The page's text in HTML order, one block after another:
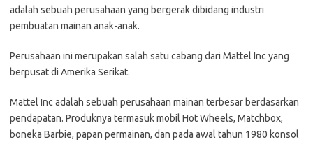
adalah sebuah perusahaan yang bergerak dibidang industri
pembuatan mainan anak-anak.
Perusahaan ini merupakan salah satu cabang dari Mattel Inc yang
berpusat di Amerika Serikat.
Mattel Inc adalah sebuah perusahaan mainan terbesar berdasarkan
pendapatan. Produknya termasuk mobil Hot Wheels, Matchbox,
boneka Barbie, papan permainan, dan pada awal tahun 1980 konsol